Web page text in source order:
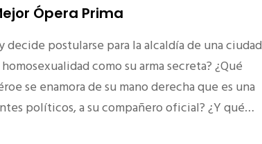
Ópera Prima
postularse para la alcaldía de una ciudad
como su arma secreta? ¿Qué
se enamora de su mano derecha que es una
políticos, a su compañero oficial? ¿Y qué…